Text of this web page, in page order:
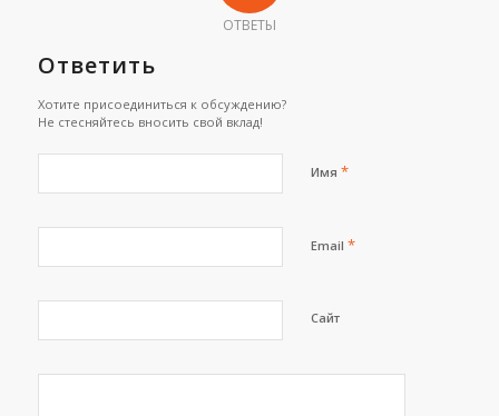
ОТВЕТЫ
Ответить
Хотите присоединиться к обсуждению?
Не стесняйтесь вносить свой вклад!
Имя *
Email *
Сайт